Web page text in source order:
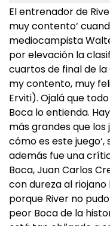
El entrenador de
muy contento‘
mediocampista
por elevación la
cuartos de final de la
my contento, muy
Erviti). Ojalá que
Boca lo entienda.
más grandes que
cómo es este
además fue una
Boca, Juan Carlos
con dureza al
porque River no
peor Boca de la